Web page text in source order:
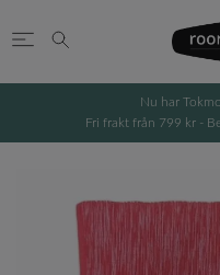
Nu har
Fri frakt från 799 kr -